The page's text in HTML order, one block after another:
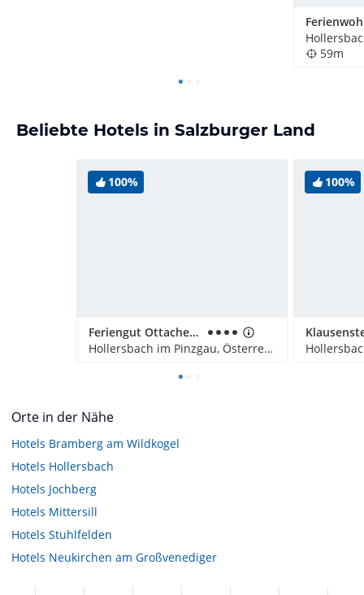
59m
Beliebte Hotels in Salzburger Land
100%
Feriengut Ottacherhof
Hollersbach im Pinzgau, Österreich
100%
Orte in der Nähe
Hotels Bramberg am Wildkogel
Hotels Hollersbach
Hotels Jochberg
Hotels Mittersill
Hotels Stuhlfelden
Hotels Neukirchen am Großvenediger